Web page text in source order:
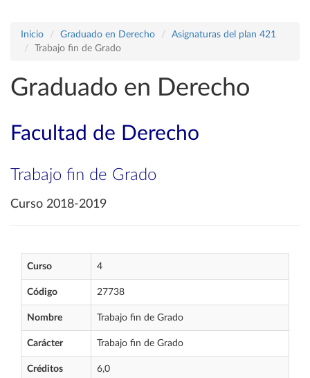
Inicio Graduado en Derecho
Asignaturas del plan 421
Trabajo fin de Grado
Graduado en Derecho
Facultad de Derecho
Trabajo fin de Grado
Curso 2018-2019
Curso 4
Código 27738
Nombre Trabajo fin de Grado
Carácter Trabajo fin de Grado
Créditos 6,0